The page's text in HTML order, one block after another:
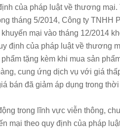
của pháp luật về thương
tháng 5/2014, Công ty TNHH
mại vào tháng 12/2014
định của pháp luật về thương
tặng kèm khi mua sản
cung ứng dịch vụ với giá
bán đã giảm áp dụng trong
trong lĩnh vực viễn thông,
mại theo quy định của pháp